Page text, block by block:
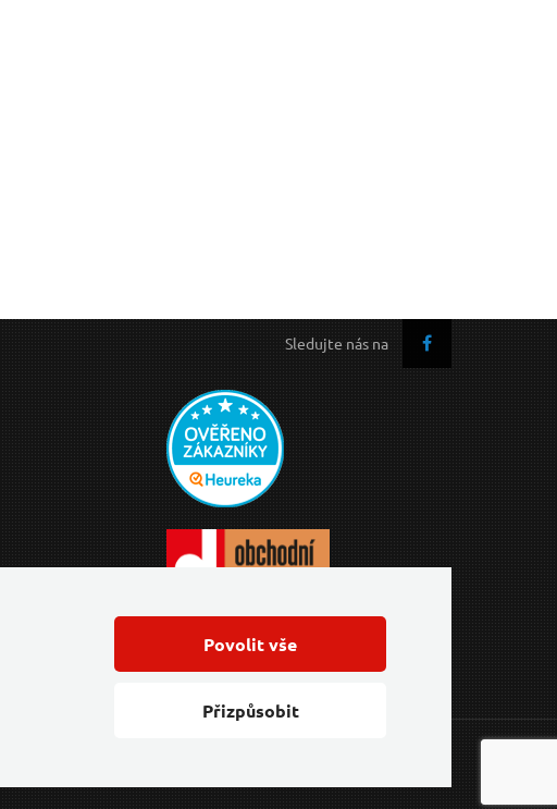
Sledujte nás na
Přizpůsobit
Povolit vše